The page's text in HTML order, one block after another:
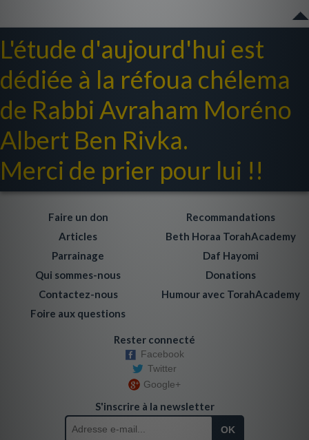
L'étude d'aujourd'hui est
dédiée à la réfoua chélema
de Rabbi Avraham Moréno
Albert Ben Rivka.
Merci de prier pour lui !!
Faire un don
Articles
Parrainage
Qui sommes-nous
Contactez-nous
Foire aux questions
Recommandations
Beth Horaa TorahAcademy
Daf Hayomi
Donations
Humour avec TorahAcademy
Rester connecté
Facebook
Twitter
Google+
S'inscrire à la newsletter